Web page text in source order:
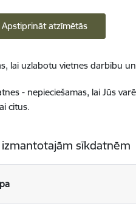
Apstiprināt atzīmētās
lai uzlabotu vietnes darbību
- nepieciešamas, lai Jūs
citus.
sīkdatnēm